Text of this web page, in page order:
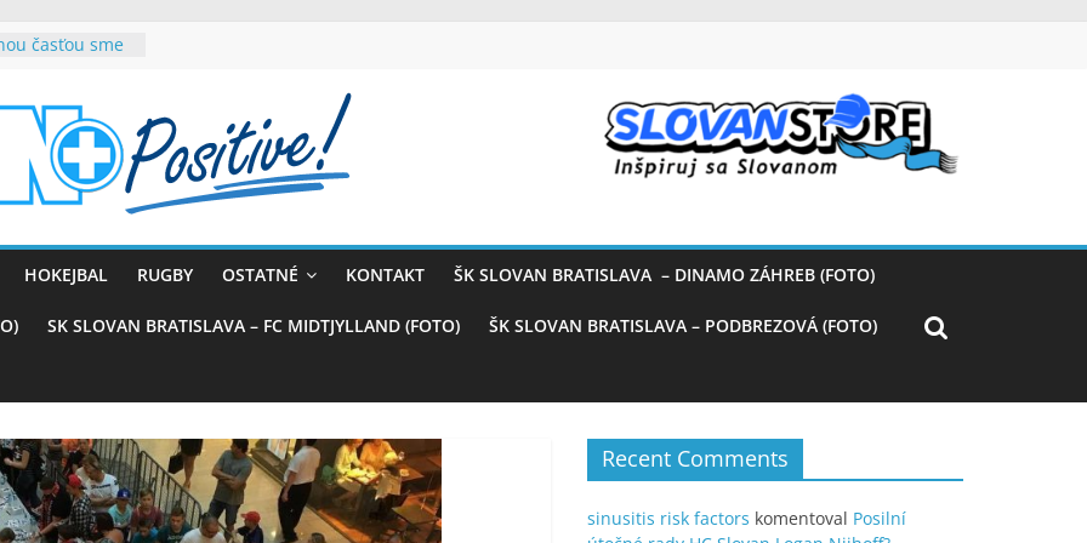
časťou sme
tímového
prvenstvo
nad
HOKEJBAL RUGBY OSTATNÉ KONTAKT ŠK SLOVAN BRATISLAVA – DINAMO ZÁHREB (FOTO)
SK SLOVAN BRATISLAVA – FC MIDTJYLLAND (FOTO) ŠK SLOVAN BRATISLAVA – PODBREZOVÁ (FOTO)
Recent Comments
sinusitis risk factors komentoval Posilní